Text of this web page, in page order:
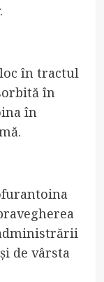
în tractul
în
în
de vârsta